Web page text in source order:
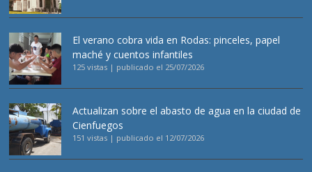
El verano cobra vida en Rodas: pinceles, papel
maché y cuentos infantiles
125 vistas | publicado el 25/07/2026
Actualizan sobre el abasto de agua en la ciudad de
Cienfuegos
151 vistas | publicado el 12/07/2026